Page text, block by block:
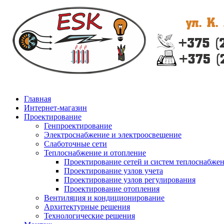
Главная
Интернет-магазин
Проектирование
Генпроектирование
Электроснабжение и электроосвещение
Слаботочные сети
Теплоснабжение и отопление
Проектирование сетей и систем
Проектирование узлов учета
Проектирование узлов регулирования
Проектирование отопления
Вентиляция и кондиционирование
Архитектурные решения
Технологические решения